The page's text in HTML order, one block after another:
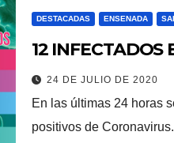
DESTACADAS ENSENADA
12 INFECTADOS
24 DE JULIO DE 2020
En las últimas 24 horas
positivos de